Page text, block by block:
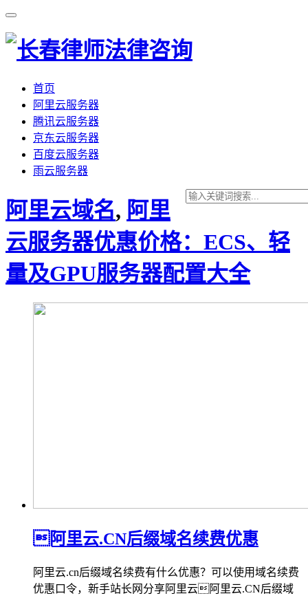
首页
阿里云服务器
腾讯云服务器
京东云服务器
百度云服务器
雨云服务器
阿里云域名, 阿里
云服务器优惠价格：ECS、轻
量及GPU服务器配置大全
阿里云.CN后缀域名续费优惠
阿里云.cn后缀域名续费有什么优惠？可以使用域名续费
优惠口令，新手站长网分享阿里云阿里云.CN后缀域